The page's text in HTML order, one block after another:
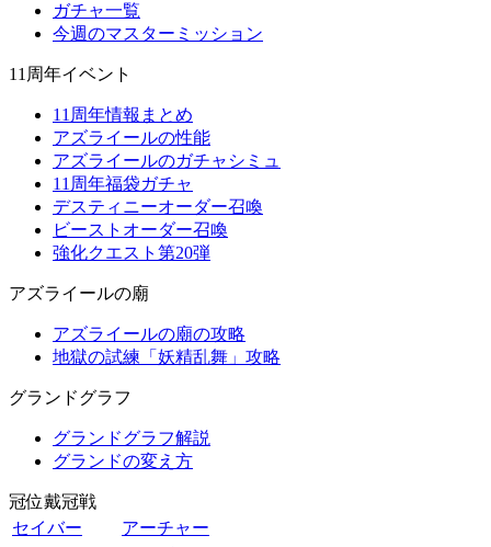
ガチャ一覧
今週のマスターミッション
11周年イベント
11周年情報まとめ
アズライールの性能
アズライールのガチャシミュ
11周年福袋ガチャ
デスティニーオーダー召喚
ビーストオーダー召喚
強化クエスト第20弾
アズライールの廟
アズライールの廟の攻略
地獄の試練「妖精乱舞」攻略
グランドグラフ
グランドグラフ解説
グランドの変え方
冠位戴冠戦
セイバー
アーチャー